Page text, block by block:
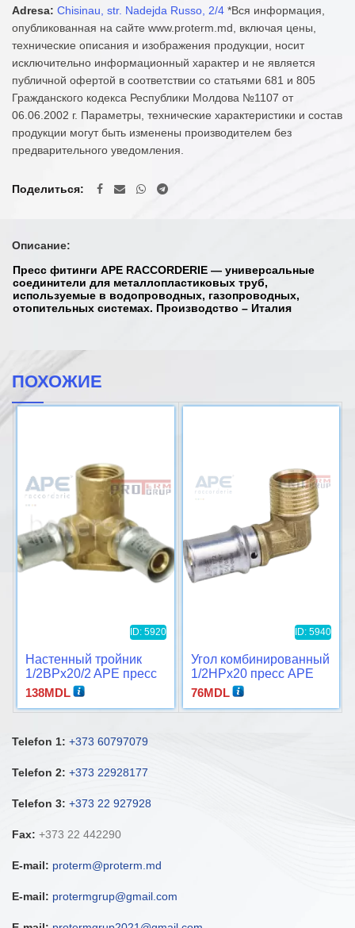
Adresa: Chisinau, str. Nadejda Russo, 2/4 *Вся информация,
опубликованная на сайте www.proterm.md, включая цены,
технические описания и изображения продукции, носит
исключительно информационный характер и не является
публичной офертой в соответствии со статьями 681 и 805
Гражданского кодекса Республики Молдова №1107 от
06.06.2002 г. Параметры, технические характеристики и состав
продукции могут быть изменены производителем без
предварительного уведомления.
Поделиться
Описание:
Пресс фитинги APE RACCORDERIE — универсальные
соединители для металлопластиковых труб,
используемые в водопроводных, газопроводных,
отопительных системах. Производство – Италия
ПОХОЖИЕ
ID: 5920
Настенный тройник
1/2ВРx20/2 APE пресс
138MDL
ID: 5940
Угол комбинированный
1/2НРx20 пресс APE
76MDL
Telefon 1: +373 60797079
Telefon 2: +373 22928177
Telefon 3: +373 22 927928
Fax: +373 22 442290
E-mail: proterm@proterm.md
E-mail: protermgrup@gmail.com